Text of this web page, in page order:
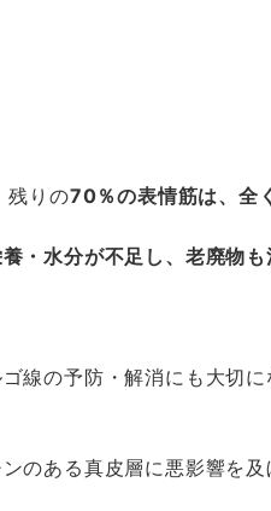
残りの70％の表情筋は、全
・水分が不足し、老廃物も
線の予防・解消にも大切に
のある真皮層に悪影響を